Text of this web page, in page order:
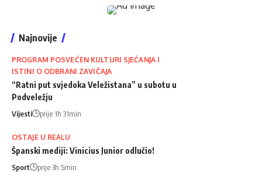
Najnovije
PROGRAM POSVEĆEN KULTURI SJEĆANJA I
ISTINI O ODBRANI ZAVIČAJA
“Ratni put svjedoka Veležistana” u subotu u
Podveležju
Vijesti prije 1h 31min
OSTAJE U REALU
Španski mediji: Vinicius Junior odlučio!
Sport prije 3h 5min